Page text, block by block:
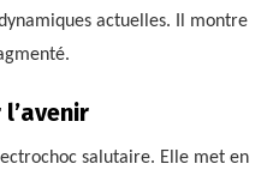
actuelles. Il montre
salutaire. Elle met en